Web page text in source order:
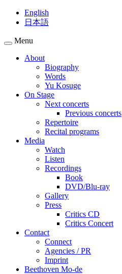
English
日本語
Menu
About
Biography
Words
Yu Kosuge
On Stage
Next concerts
Previous concerts
Repertoire
Recital programs
Media
Watch
Listen
Recordings
Book
DVD/Blu-ray
Gallery
Press
Critics CD
Critics Concert
Contact
Connect
Agencies / PR
Imprint
Beethoven Mo-de